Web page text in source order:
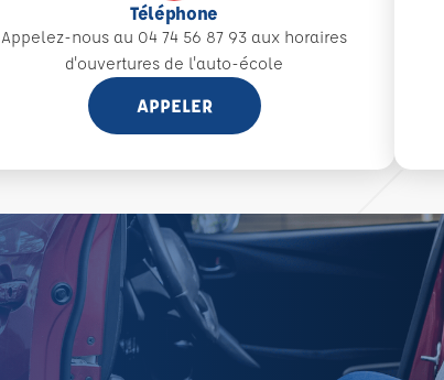
Téléphone
Appelez-nous au 04 74 56 87 93 aux horaires
d'ouvertures de l'auto-école
APPELER